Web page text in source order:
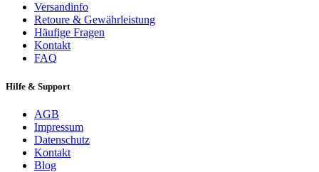
Versandinfo
Retoure & Gewährleistung
Häufige Fragen
Kontakt
FAQ
Hilfe & Support
AGB
Impressum
Datenschutz
Kontakt
Blog